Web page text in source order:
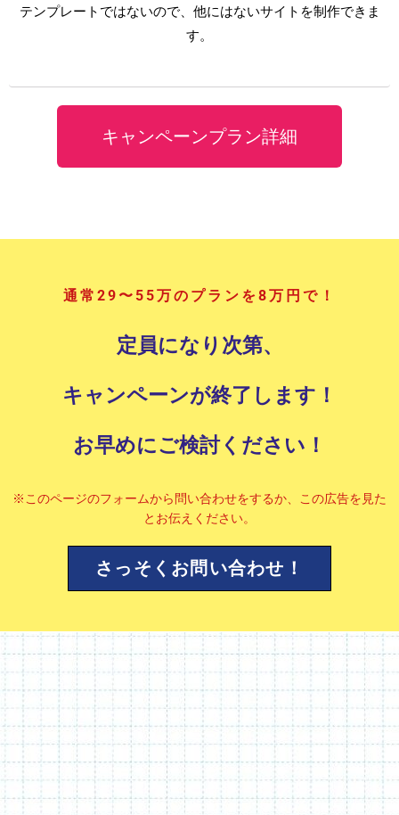
テンプレートではないので、他にはないサイトを制作できま
す。
キャンペーンプラン詳細
通常29〜55万のプランを8万円で！
定員になり次第、
キャンペーンが終了します！
お早めにご検討ください！
※このページのフォームから問い合わせをするか、この広告を見た
とお伝えください。
さっそくお問い合わせ！